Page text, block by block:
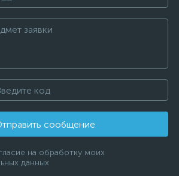
сообщение
на обработку моих
данных